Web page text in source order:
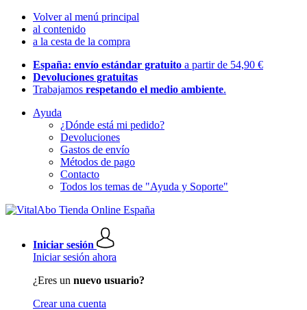
Volver al menú principal
al contenido
a la cesta de la compra
España: envío estándar gratuito a partir de 54,90 €
Devoluciones gratuitas
Trabajamos respetando el medio ambiente.
Ayuda
¿Dónde está mi pedido?
Devoluciones
Gastos de envío
Métodos de pago
Contacto
Todos los temas de "Ayuda y Soporte"
Iniciar sesión
Iniciar sesión ahora
¿Eres un nuevo usuario?
Crear una cuenta